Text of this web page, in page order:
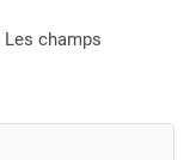
Les champs